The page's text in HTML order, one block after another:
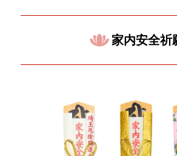
家内安全祈